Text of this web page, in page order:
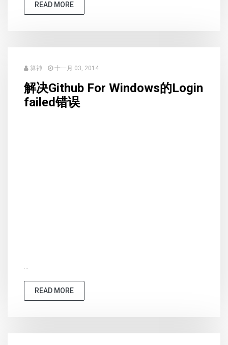
READ MORE
算神 十一月 03, 2014
解决Github For Windows的Login
failed错误
...
READ MORE